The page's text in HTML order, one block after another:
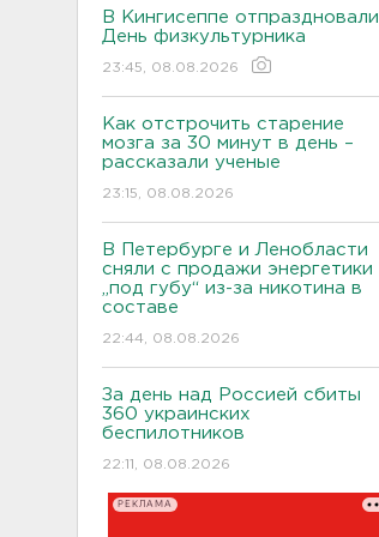
В Кингисеппе отпраздновали
День физкультурника
23:45, 08.08.2026
Как отстрочить старение
мозга за 30 минут в день –
рассказали ученые
23:15, 08.08.2026
В Петербурге и Ленобласти
сняли с продажи энергетики
„под губу“ из-за никотина в
составе
22:44, 08.08.2026
За день над Россией сбиты
360 украинских
беспилотников
22:11, 08.08.2026
РЕКЛАМА